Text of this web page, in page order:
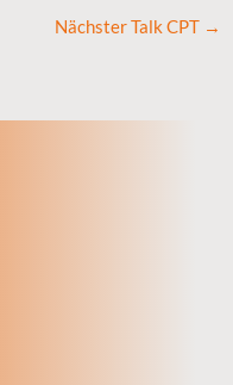
Nächster Talk CPT →